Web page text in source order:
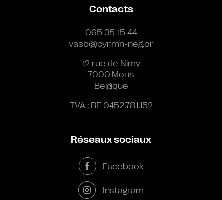
Contacts
065 35 15 44
vasb@cynmn-neg.or
12 rue de Nimy
7000 Mons
Belgique
TVA : BE 0452.781.152
Réseaux sociaux
Facebook
Instagram